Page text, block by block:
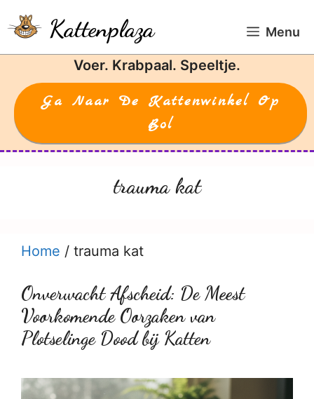
naar
de
Kattenplaza Menu
Voer. Krabpaal. Speeltje.
Ga Naar De Kattenwinkel Op
Bol
trauma kat
Home / trauma kat
Onverwacht Afscheid: De Meest
Voorkomende Oorzaken van
Plotselinge Dood bij Katten